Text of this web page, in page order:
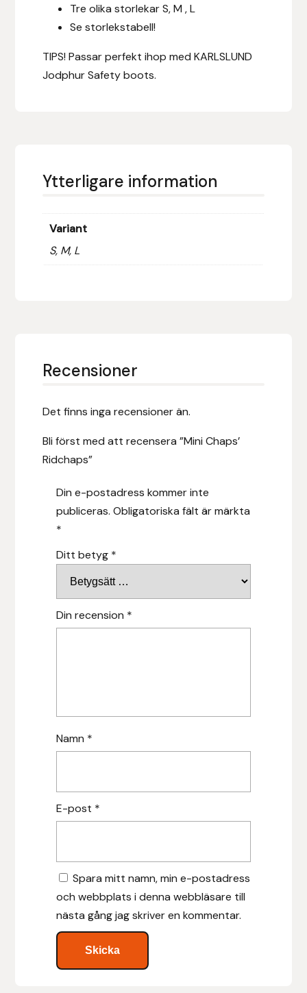
Tre olika storlekar S, M , L
Se storlekstabell!
TIPS! Passar perfekt ihop med KARLSLUND
Jodphur Safety boots.
Ytterligare information
Variant
S, M, L
Recensioner
Det finns inga recensioner än.
Bli först med att recensera ”Mini Chaps’
Ridchaps”
Din e-postadress kommer inte
publiceras. Obligatoriska fält är märkta
*
Ditt betyg *
Din recension *
Namn *
E-post *
Spara mitt namn, min e-postadress
och webbplats i denna webbläsare till
nästa gång jag skriver en kommentar.
Eskadron
Furminator
G Boots
Gysinge
Hesta Gallery
J&S Saddlery
Karlslund
Klisterdekaler.se